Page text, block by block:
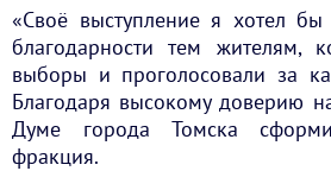
«Своё выступление я хотел
благодарности тем жителям,
выборы и проголосовали за
Благодаря высокому доверию
Думе города Томска
фракция.